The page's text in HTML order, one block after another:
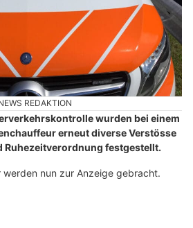
REDAKTION
wurden bei einem
erneut diverse Verstösse
Ruhezeitverordnung festgestellt.
werden nun zur Anzeige gebracht.